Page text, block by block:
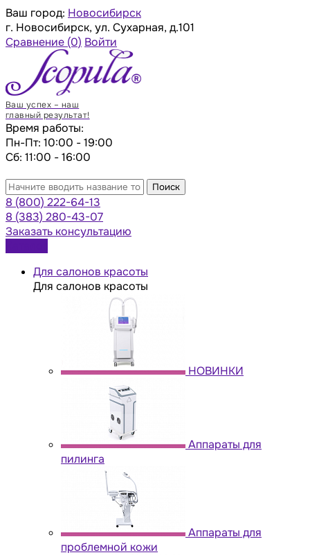
Ваш город: Новосибирск
г. Новосибирск, ул. Сухарная, д.101
Сравнение (0) Войти
Ваш успех – наш
главный результат!
Время работы:
Пн-Пт: 10:00 - 19:00
Сб: 11:00 - 16:00
Поиск
8 (800) 222-64-13
8 (383) 280-43-07
Заказать консультацию
Для салонов красоты
Для салонов красоты
НОВИНКИ
Аппараты для
пилинга
Аппараты для
проблемной кожи